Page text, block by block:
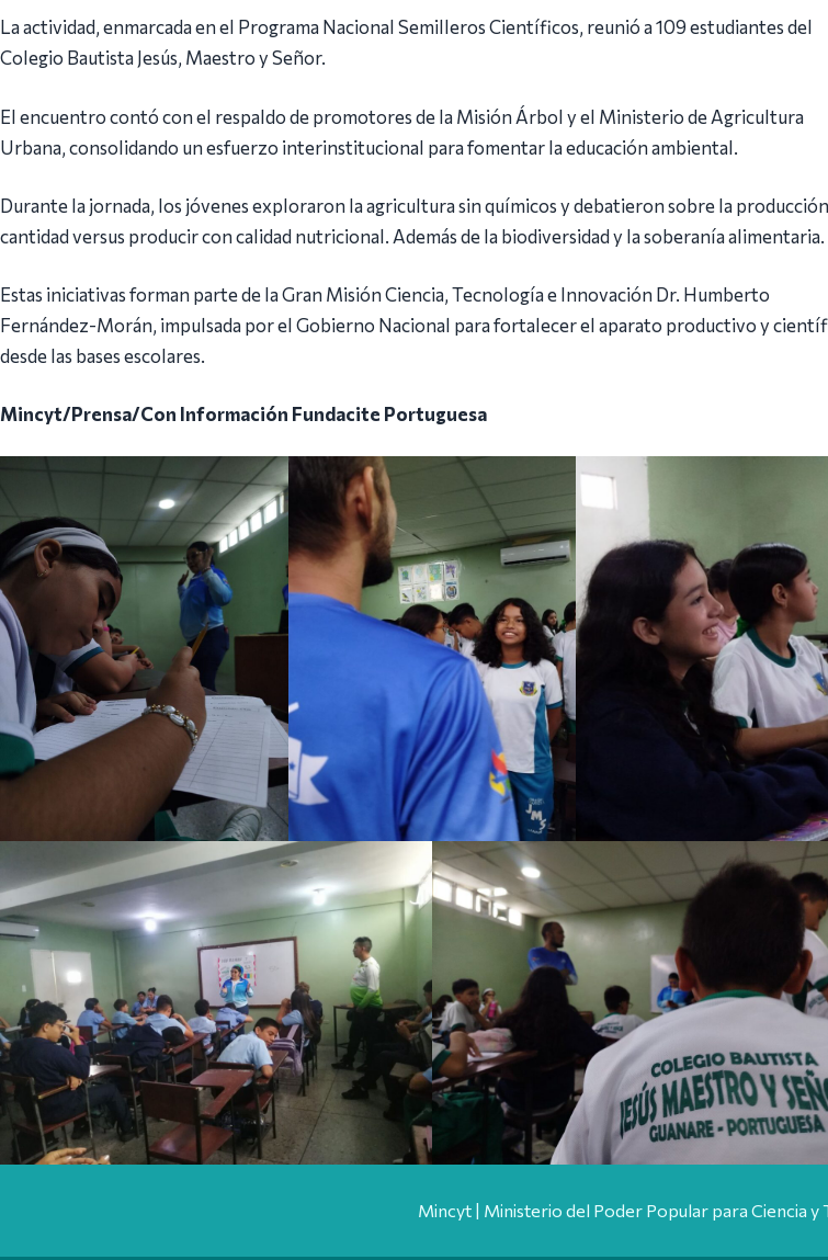
La actividad, enmarcada en el Programa Nacional Semilleros Científicos, reunió a 109 estudiantes del
Colegio Bautista Jesús, Maestro y Señor.
El encuentro contó con el respaldo de promotores de la Misión Árbol y el Ministerio de Agricultura
Urbana, consolidando un esfuerzo interinstitucional para fomentar la educación ambiental.
Durante la jornada, los jóvenes exploraron la agricultura sin químicos y debatieron sobre la
cantidad versus producir con calidad nutricional. Además de la biodiversidad y la soberanía alimentaria.
Estas iniciativas forman parte de la Gran Misión Ciencia, Tecnología e Innovación Dr. Humberto
Fernández-Morán, impulsada por el Gobierno Nacional para fortalecer el aparato productivo y
desde las bases escolares.
Mincyt/Prensa/Con Información Fundacite Portuguesa
Mincyt | Ministerio del Poder Popular para Ciencia